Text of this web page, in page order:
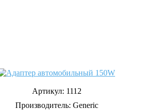
Артикул: 1112
Производитель: Generic